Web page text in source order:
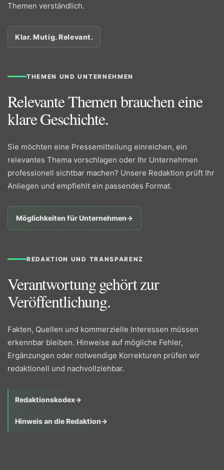
Themen verständlich.
Klar. Mutig. Relevant.
THEMEN UND UNTERNEHMEN
Relevante Themen brauchen eine
klare Geschichte.
Sie möchten eine Pressemitteilung einreichen, ein
relevantes Thema vorschlagen oder Ihr Unternehmen
professionell sichtbar machen? Unsere Redaktion prüft Ihr
Anliegen und empfiehlt ein passendes Format.
Möglichkeiten für Unternehmen→
REDAKTION UND TRANSPARENZ
Verantwortung gehört zur
Veröffentlichung.
Fakten, Quellen und kommerzielle Interessen müssen
erkennbar bleiben. Hinweise auf mögliche Fehler,
Ergänzungen oder notwendige Korrekturen prüfen wir
redaktionell und nachvollziehbar.
Redaktionskodex→
Hinweis an die Redaktion→